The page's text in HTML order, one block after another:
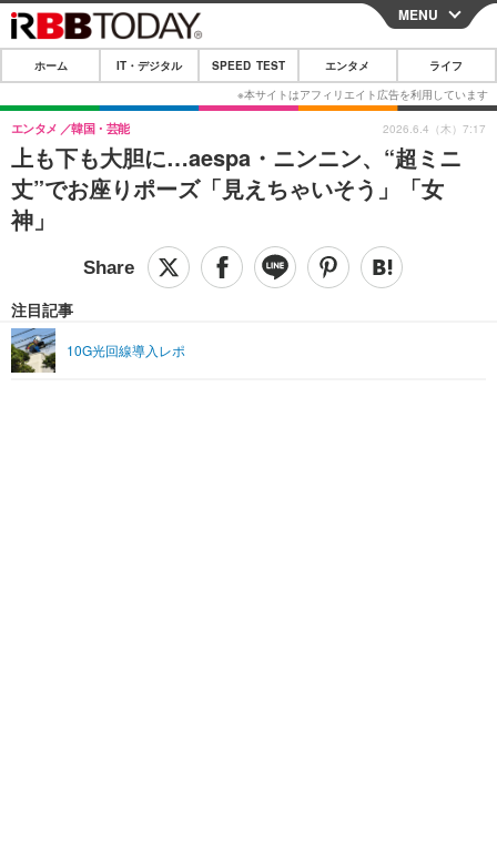
CLOSE
ホーム
IT・デジタル
IT・デジタルTOP スマートフォン
ガジェット・ツール
ショッピング その他
SPEED TEST
エンタメ
エンタメTOP 映画・ドラマ
音楽
ペット
リリース一覧
プッシュ通知の停止方法
MENU
ホーム IT・デジタル SPEED TEST エンタメ ライフ
上も下も大胆に…aespa・ニンニン、“超ミニ
丈”でお座りポーズ「見えちゃいそう」「女
神」
エンタメ 韓国・芸能
注目記事
10G光回線導入レポ
2026.6.4（木）7:17